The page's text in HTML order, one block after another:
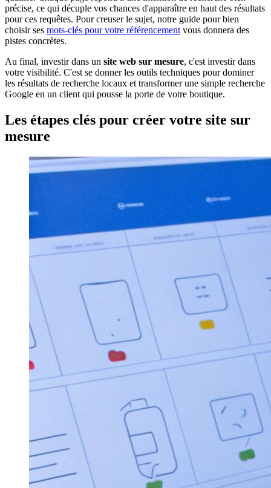
précise, ce qui décuple vos chances d'apparaître en haut des résultats
pour ces requêtes. Pour creuser le sujet, notre guide pour bien
choisir ses mots-clés pour votre référencement vous donnera des
pistes concrètes.
Au final, investir dans un site web sur mesure, c'est investir dans
votre visibilité. C'est se donner les outils techniques pour dominer
les résultats de recherche locaux et transformer une simple recherche
Google en un client qui pousse la porte de votre boutique.
Les étapes clés pour créer votre site sur
mesure